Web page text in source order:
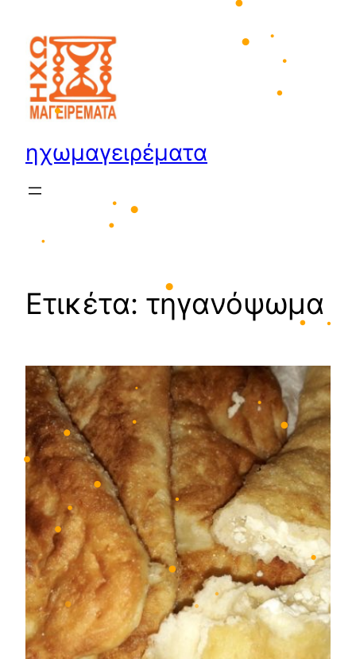
•
•
•
•
•
•
•
•
•
•
•
•
•
•
•
•
περιεχόμενο
ηχωμαγειρέματα
Ετικέτα: τηγανόψωμα